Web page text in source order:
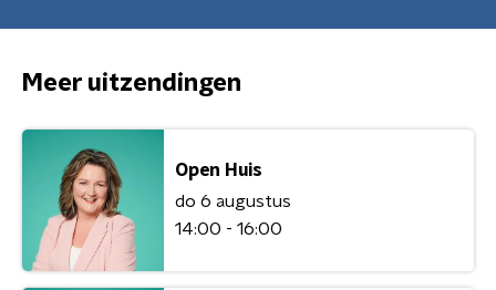
Meer uitzendingen
Open Huis
do 6 augustus
14:00 - 16:00